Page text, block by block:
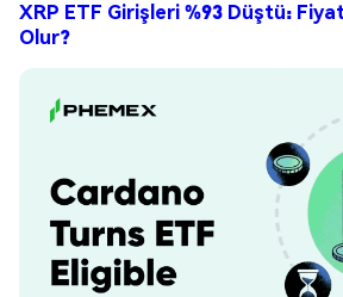
XRP ETF Girişleri %93 Düştü:
Olur?